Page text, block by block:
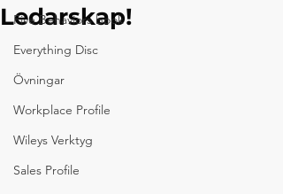
Five Behaviors book
Everything Disc
Övningar
Workplace Profile
Wileys Verktyg
Sales Profile
Ledarskap!